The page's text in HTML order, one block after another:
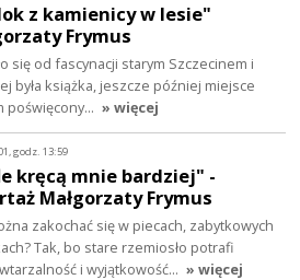
z kamienicy w lesie"
Frymus
się od fascynacji starym Szczecinem i
była książka, jeszcze później miejsce
poświęcony… » więcej
godz. 13:59
kręcą mnie bardziej" -
Małgorzaty Frymus
zakochać się w piecach, zabytkowych
Tak, bo stare rzemiosło potrafi
i wyjątkowość… » więcej